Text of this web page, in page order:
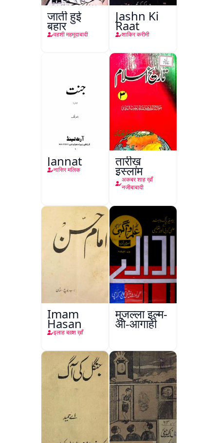
जाती हुई
बहार
वहशी महमूदाबादी
Jashn Ki
Raat
शाकिर करीमी
Jannat
नासिर मलिक
तारीख़
इस्लाम
अकबर शाह ख़ाँ
नजीबाबादी
Imam
Hasan
इलाह बख़्श ख़ाँ
मुजल्ला इल्म-
ओ-आगाही